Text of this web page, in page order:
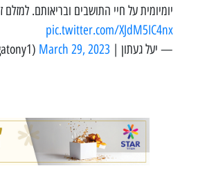
יומיומית על חיי התושבים ובריאותם.
pic.twitter.com/XJdM5IC4nx
— יעל געתון | Yael Gaton (@gatony1) March 29, 2023